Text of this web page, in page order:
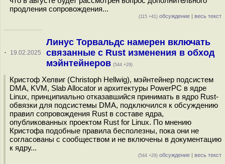
продления сопровождения...
(115 +41) обсуждение | весь текст
· 19.02.2025
Линус Торвальдс намерен включать
связанные с Rust изменения в обход
мэйнтейнеров (544 +29)
Кристоф Хелвиг (Christoph Hellwig), мэйнтейнер подсистем
DMA, KVM, Slab Allocator и архитектуры PowerPC в ядре
Linux, принципиально отказавшийся принимать в ядро Rust-
обвязки для подсистемы DMA, подключился к обсуждению
правил сопровождения Rust в составе ядра,
опубликованных проектом Rust for Linux. По мнению
Кристофа подобные правила бесполезны, пока они не
согласованы с сообществом и не включены в документацию
к ядру...
(544 +29) обсуждение | весь текст